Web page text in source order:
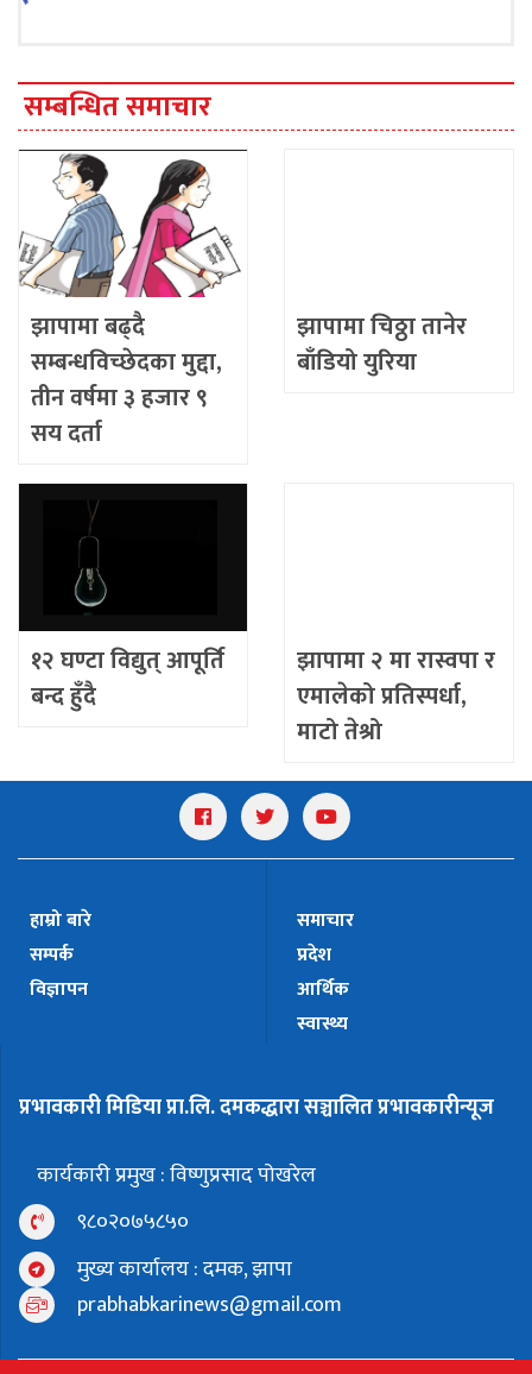
सम्बन्धित समाचार
झापामा बढ्दै
सम्बन्धविच्छेदका मुद्दा,
तीन वर्षमा ३ हजार ९
सय दर्ता
झापामा चिठ्ठा तानेर
बाँडियो युरिया
१२ घण्टा विद्युत् आपूर्ति
बन्द हुँदै
झापामा २ मा रास्वपा र
एमालेको प्रतिस्पर्धा,
माटो तेश्रो
हाम्रो बारे
सम्पर्क
विज्ञापन
समाचार
प्रदेश
आर्थिक
स्वास्थ्य
प्रभावकारी मिडिया प्रा.लि. दमकद्धारा सञ्चालित प्रभावकारीन्यूज
कार्यकारी प्रमुख : विष्णुप्रसाद पोखरेल
९८०२०७५८५०
मुख्य कार्यालय : दमक, झापा
prabhabkarinews@gmail.com